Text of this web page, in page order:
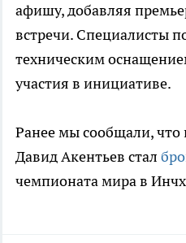
афишу, добавляя
встречи. Специалисты
техническим
участия в инициативе.
Ранее мы сообщали, что
Давид Акентьев стал
чемпионата мира в